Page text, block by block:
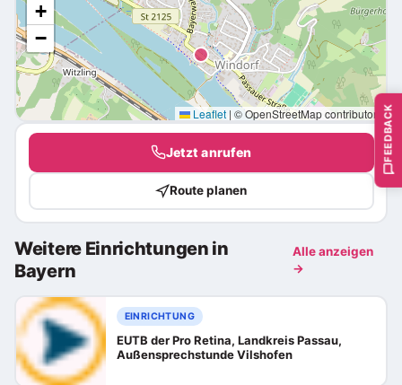
+
−
Leaflet | © OpenStreetMap contributors
Jetzt anrufen
Route planen
Weitere Einrichtungen in
Bayern
Alle anzeigen
→
EINRICHTUNG
EUTB der Pro Retina, Landkreis Passau,
Außensprechstunde Vilshofen
FEEDBACK